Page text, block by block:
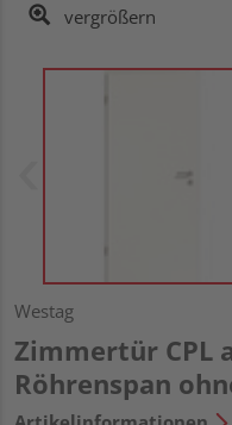
vergrößern
Westag
Zimmertür CPL
Röhrenspan